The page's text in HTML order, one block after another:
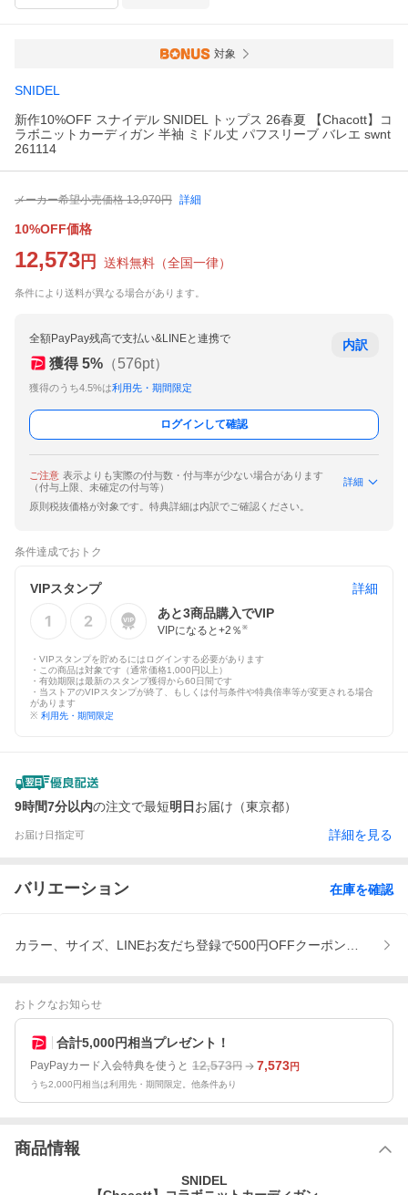
対象
SNIDEL
新作10%OFF スナイデル SNIDEL トップス 26春夏 【Chacott】コ
ラボニットカーディガン 半袖 ミドル丈 パフスリーブ バレエ swnt
261114
メーカー希望小売価格 13,970円 詳細
10%OFF価格
12,573 円 送料無料 （全国一律）
条件により送料が異なる場合があります。
全額PayPay残高で支払い&LINEと連携で
獲得 5% （576pt）
獲得のうち4.5%は利用先・期間限定
内訳
ログインして確認
ご注意 表示よりも実際の付与数・付与率が少ない場合があります
（付与上限、未確定の付与等）
詳細
原則税抜価格が対象です。特典詳細は内訳でご確認ください。
条件達成でおトク
VIPスタンプ
詳細
あと3商品購入でVIP
VIPになると+2 ％ ※
・VIPスタンプを貯めるにはログインする必要があります
・この商品は対象です（通常価格1,000円以上）
・有効期限は最新のスタンプ獲得から60日間です
・当ストアのVIPスタンプが終了、もしくは付与条件や特典倍率等が変更される場合
があります
※ 利用先・期間限定
9時間7分以内の注文で最短明日 お届け（東京都）
お届け日指定可 詳細を見る
バリエーション 在庫を確認
カラー、サイズ、LINEお友だち登録で500円OFFクーポン配布中！
おトクなお知らせ
合計5,000円相当プレゼント！
PayPayカード入会特典を使うと 12,573円 7,573円
うち2,000円相当は利用先・期間限定。他条件あり
商品情報
SNIDEL